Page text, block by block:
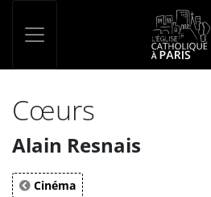
Cœurs
Alain Resnais
Cinéma
Panneau de gestion des cookies